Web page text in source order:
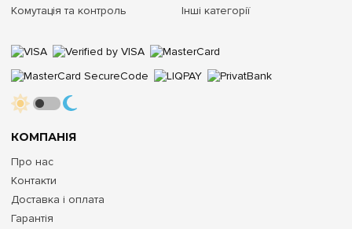
КОМПАНІЯ
Про нас
Контакти
Доставка і оплата
Гарантія
Комутація та контроль
Інші категорії